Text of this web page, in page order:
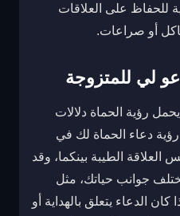
للحفاظ على العلاقات
أو صراعات.
لي للمتزوجة
رؤية الحماة دلالات
رؤية دعاء الحماة لك في
العلاقة الطيبة بينكما، وقد
جوانب حياتك، مثل
الدعاء يتعلق بالهداية أو